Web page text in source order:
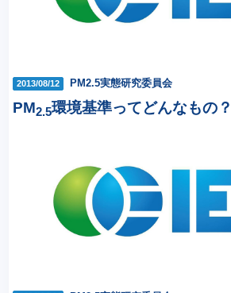
2013/08/12 PM2.5実態研究委員会
PM2.5環境基準ってどんなもの？